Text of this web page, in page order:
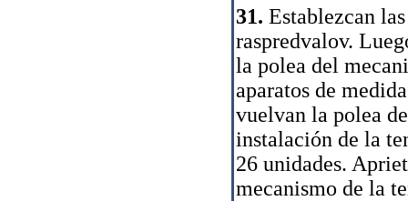
31. Establezcan
raspredvalov.
la polea del
aparatos de
vuelvan la polea
instalación de la
26 unidades.
mecanismo de la